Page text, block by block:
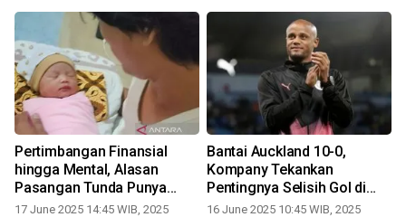
Pertimbangan Finansial
hingga Mental, Alasan
Pasangan Tunda Punya
Anak
17 June 2025 14:45 WIB, 2025
Bantai Auckland 10-0,
Kompany Tekankan
Pentingnya Selisih Gol di
Grup Berat
16 June 2025 10:45 WIB, 2025